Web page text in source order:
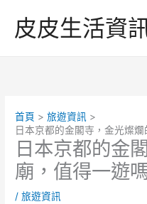
皮皮生活資
首頁
旅遊資訊
日本京都的金閣寺，金光燦
日本京都的金
廟，值得一遊
/旅遊資訊